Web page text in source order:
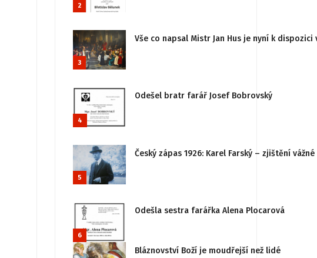
2
3
Vše co napsal Mistr Jan Hus je nyní k
4
Odešel bratr farář Josef Bobrovský
5
Český zápas 1926: Karel Farský – zjištění
6
Odešla sestra farářka Alena Plocarová
Bláznovství Boží je moudřejší než lidé